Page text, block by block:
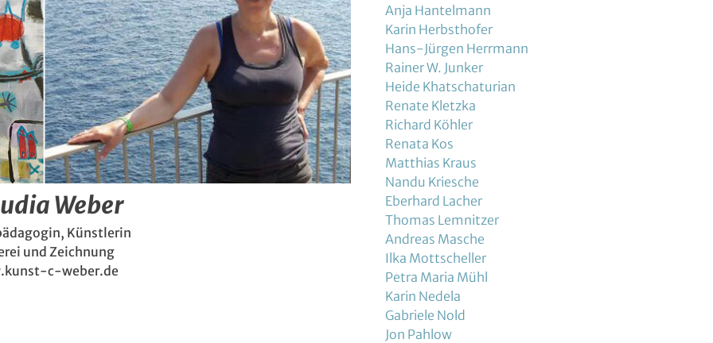
Weber
Künstlerin
und Zeichnung
c-weber.de
Anja Hantelmann
Karin Herbsthofer
Hans-Jürgen Herrmann
Rainer W. Junker
Heide Khatschaturian
Renate Kletzka
Richard Köhler
Renata Kos
Matthias Kraus
Nandu Kriesche
Eberhard Lacher
Thomas Lemnitzer
Andreas Masche
Ilka Mottscheller
Petra Maria Mühl
Karin Nedela
Gabriele Nold
Jon Pahlow